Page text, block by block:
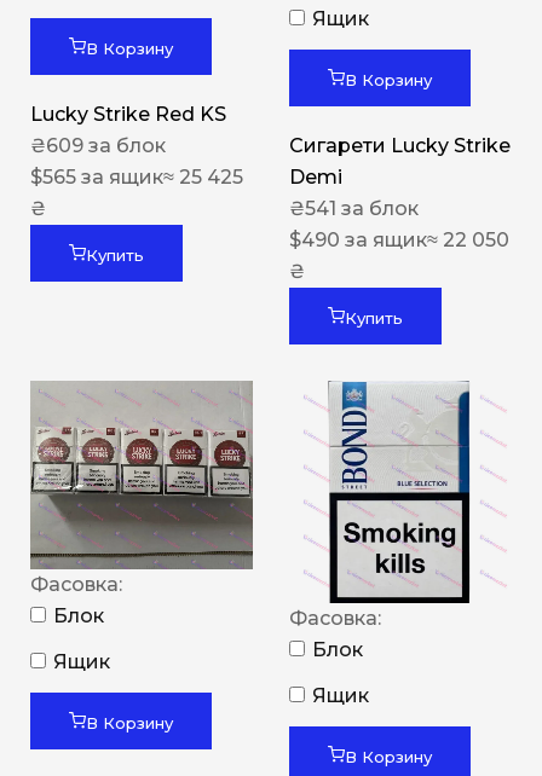
В Корзину
Lucky Strike Red KS
₴609 за блок
$565 за ящик≈ 25 425
₴
Купить
Ящик
В Корзину
Сигарети Lucky Strike
Demi
₴541 за блок
$490 за ящик≈ 22 050
₴
Купить
Фасовка:
Блок
Ящик
В Корзину
Фасовка:
Блок
Ящик
В Корзину